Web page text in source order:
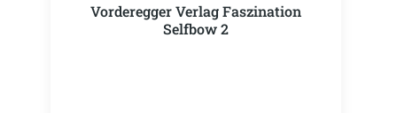
Vorderegger Verlag Faszination
Selfbow 2